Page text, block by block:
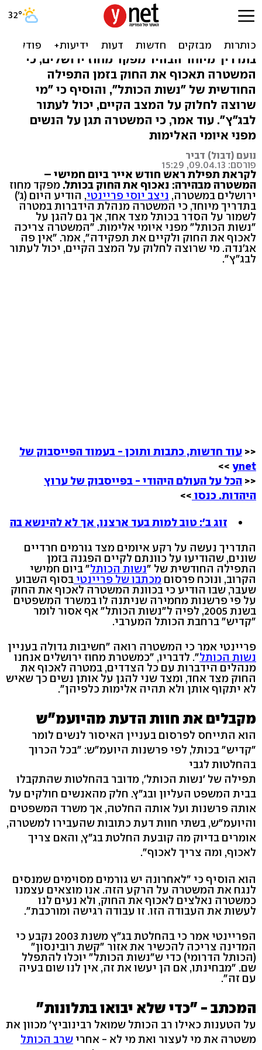
המשטרה: נאכוף את החוק
בכותל - ונגן מאלימות
בתדריך מיוחד הבהיר מפקד מחוז ירושלים, כי
המשטרה תאכוף את החוק בזמן התפילה
החודשית של "נשות הכותל", והוסיף כי "מי
שרוצה לחלוק על המצב הקיים, יכול לעתור
לבג"ץ". עוד אמר, כי המשטרה תגן על הנשים
מפני איומי האלימות
נועם (דבול) דביר
פורסם: 09.04.13, 15:29
לקראת תפילת ראש חודש אייר ביום חמישי –
המשטרה מבהירה: נאכוף את החוק בכותל. מפקד מחוז
ירושלים במשטרה, ניצב יוסי פריינטי, הודיע היום (ג')
בתדריך מיוחד, כי המשטרה מנהלת הידברות במטרה
לשמור על הסדר בכותל מצד אחד, אך גם להגן על
"נשות הכותל" מפני איומי אלימות. "המשטרה צריכה
לאכוף את החוק ולקיים את תפקידה", אמר. "אין פה
אג'נדה. מי שרוצה לחלוק על המצב הקיים, יכול לעתור
לבג"ץ".
<< עוד חדשות, כתבות ותוכן - בעמוד הפייסבוק של
ynet
>>
<< הכל על העולם היהודי - בפייסבוק של ערוץ
היהדות. כנסו >>
זוג ב': טוב למות בעד ארצנו, אך לא להינשא בה
התדריך נעשה על רקע איומים מצד גורמים חרדיים
שונים, שהודיעו על כוונתם לקיים הפגנה בזמן
התפילה החודשית של "נשות הכותל" ביום חמישי
הקרוב, ונוכח פרסום מכתבו של פריינטי בסוף השבוע
שעבר, שבו הודיע כי בכוונת המשטרה לאכוף את החוק
על פי פרשנות מחמירה שניתנה לו במשרד המשפטים
בשנת 2005, לפיה ל"נשות הכותל" אף אסור לומר
"קדיש" ברחבת הכותל המערבי.
פריינטי אמר כי המשטרה רואה "חשיבות גדולה בעניין
נשות הכותל". לדבריו, "כמשטרת מחוז ירושלים אנחנו
מנהלים הידברות עם כל הצדדים, במטרה לאכוף את
החוק מצד אחד, ומצד שני להגן על אותן נשים כך שאיש
לא יתקוף אותן ולא תהיה אלימות כלפיהן".
מקבלים את חוות הדעת מהיועמ"ש
הוא התייחס לפרסום בעניין האיסור לנשים לומר
"קדיש" בכותל, לפי פרשנות היועמ"ש: "בכל הכרוך
בהחלטות לגבי
תפילה של 'נשות הכותל', מדובר בהחלטות שהתקבלו
בבית המשפט העליון ובג"ץ. חלק מהאנשים חולקים על
אותה פרשנות ועל אותה החלטה, אך משרד המשפטים
והיועמ"ש, בשתי חוות דעת כתובות שהעבירו למשטרה,
אומרים בדיוק מה קובעת החלטת בג"ץ, והאם צריך
לאכוף, ומה צריך לאכוף".
הוא הוסיף כי "לאחרונה יש גורמים מסוימים שמנסים
לנגח את המשטרה על הרקע הזה. אנו מוצאים עצמנו
כמשטרה נאלצים לאכוף את החוק, ולא נעים לנו
לעשות את העבודה הזו. זו עבודה רגישה ומורכבת".
הפריינטי אמר כי בהחלטת בג"ץ משנת 2003 נקבע כי
המדינה צריכה להכשיר את אזור "קשת רובינסון"
(הכותל הדרומי) כדי ש"נשות הכותל" יוכלו להתפלל
שם. "מבחינתו, אם הן יעשו את זה, אין לנו שום בעיה
עם זה".
המכתב - "כדי שלא יבואו בתלונות"
על הטענות כאילו רב הכותל שמואל רבינוביץ' מכוון את
משטרה את מי לעצור ואת מי לא - אחרי שרב הכותל